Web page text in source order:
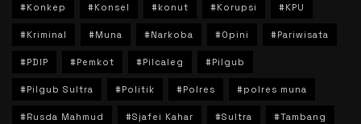
#Konkep #Konsel #konut #Korupsi #KPU
#Kriminal #Muna #Narkoba #Opini #Pariwisata
#PDIP #Pemkot #Pilcaleg #Pilgub
#Pilgub Sultra #Politik #Polres #polres muna
#Rusda Mahmud #Sjafei Kahar #Sultra #Tambang